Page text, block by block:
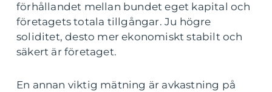
förhållandet mellan bundet eget kapital och
företagets totala tillgångar. Ju högre
soliditet, desto mer ekonomiskt stabilt och
säkert är företaget.
En annan viktig mätning är avkastning på